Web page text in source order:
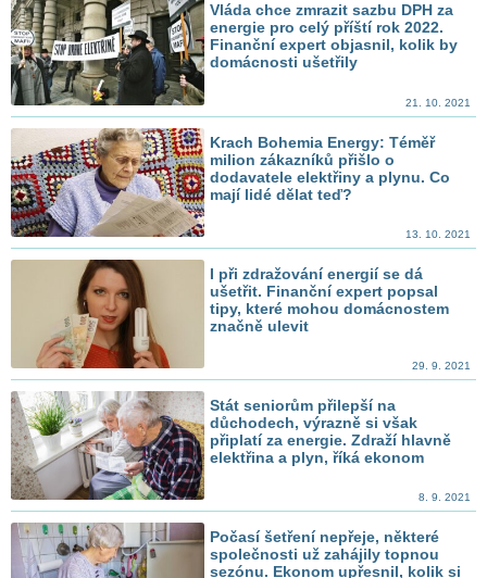
Vláda chce zmrazit sazbu DPH za
energie pro celý příští rok 2022.
Finanční expert objasnil, kolik by
domácnosti ušetřily
21. 10. 2021
Krach Bohemia Energy: Téměř
milion zákazníků přišlo o
dodavatele elektřiny a plynu. Co
mají lidé dělat teď?
13. 10. 2021
I při zdražování energií se dá
ušetřit. Finanční expert popsal
tipy, které mohou domácnostem
značně ulevit
29. 9. 2021
Stát seniorům přilepší na
důchodech, výrazně si však
připlatí za energie. Zdraží hlavně
elektřina a plyn, říká ekonom
8. 9. 2021
Počasí šetření nepřeje, některé
společnosti už zahájily topnou
sezónu. Ekonom upřesnil, kolik si